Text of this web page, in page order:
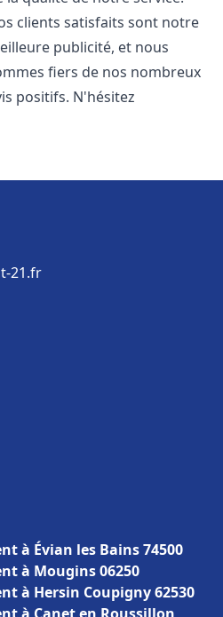
clients satisfaits sont notre
publicité, et nous
fiers de nos nombreux
positifs. N'hésitez
21.fr
à Évian les Bains 74500
à Mougins 06250
à Hersin Coupigny 62530